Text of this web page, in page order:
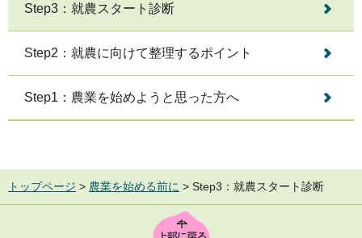
Step3：就農スタート診断
Step2：就農に向けて整理するポイント
Step1：農業を始めようと思った方へ
トップページ > 農業を始める前に > Step3：就農スタート診断
TOP